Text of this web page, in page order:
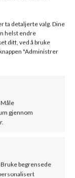
ta detaljerte valg. Dine
helst endre
ditt, ved å bruke
"Administrer
gjennom
begrensede